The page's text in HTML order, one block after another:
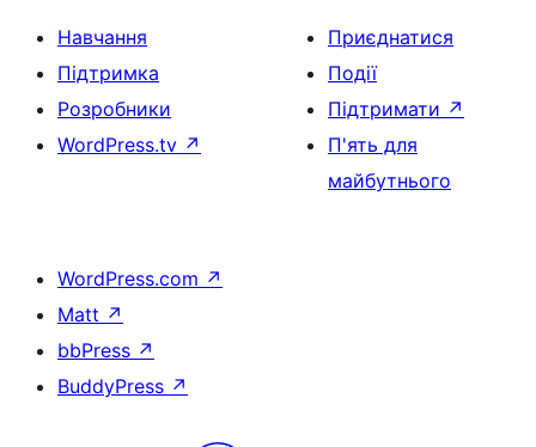
Навчання
Підтримка
Розробники
WordPress.tv ↗
Приєднатися
Події
Підтримати ↗
П'ять для
майбутнього
WordPress.com ↗
Matt ↗
bbPress ↗
BuddyPress ↗